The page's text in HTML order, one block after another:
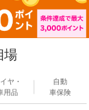
場
ヤ・
用品
自動
車保険